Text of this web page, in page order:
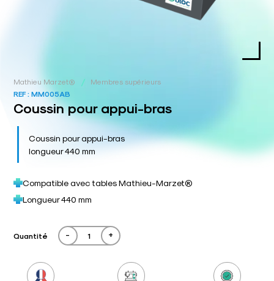
Mathieu Marzet® /
Membres supérieurs
REF :MM005AB
Coussin pour appui-bras
Coussin pour appui-bras
longueur 440 mm
Compatible avec tables Mathieu-Marzet®
Longueur 440 mm
Quantité - +